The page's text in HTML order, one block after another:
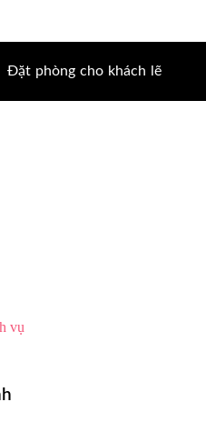
Đặt phòng cho khách lẽ
vụ